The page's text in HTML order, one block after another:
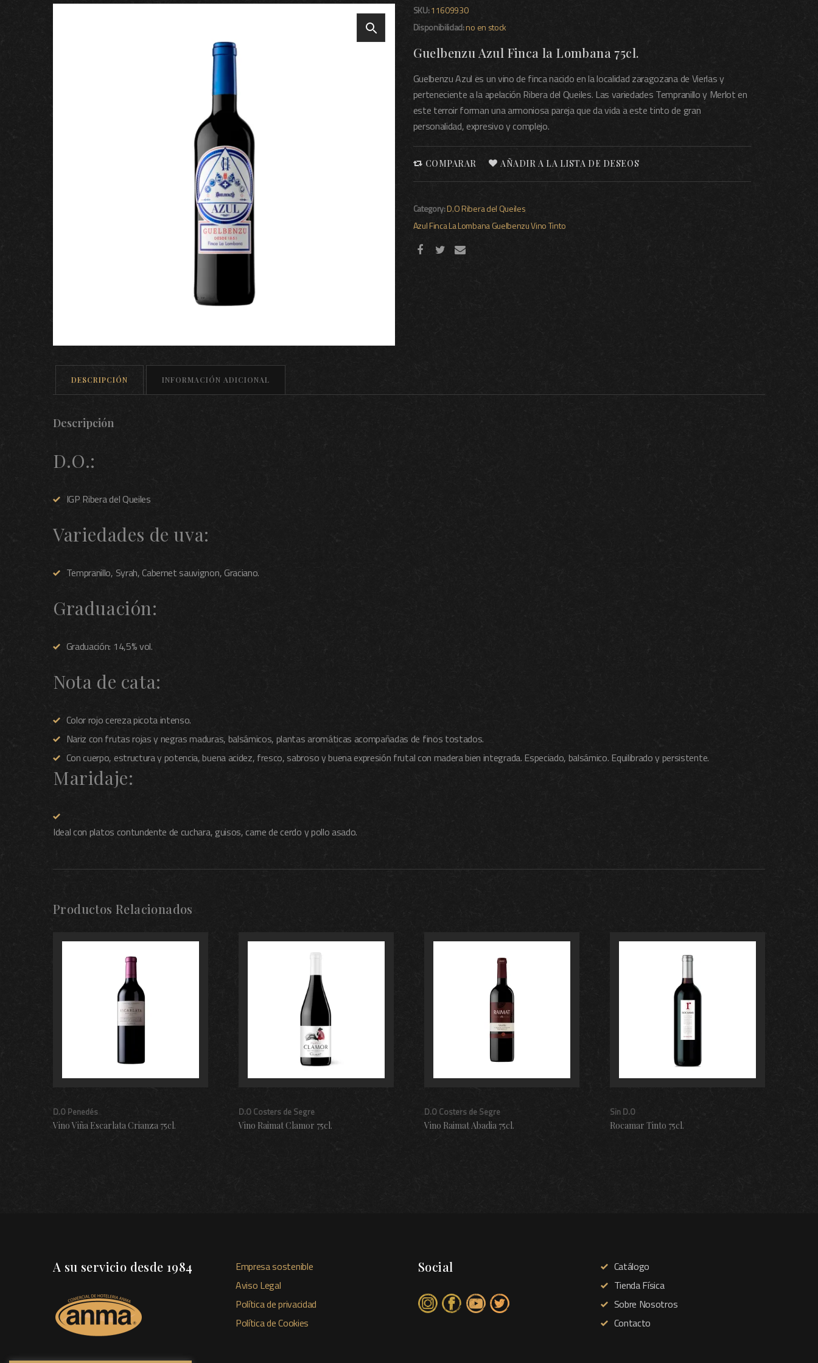
SKU:11609930
Disponibilidad:no en stock
Guelbenzu Azul Finca la Lombana 75cl.
Guelbenzu Azul es un vino de finca nacido en la localidad zaragozana de Vierlas y
perteneciente a la apelación Ribera del Queiles. Las variedades Tempranillo y Merlot en
este terroir forman una armoniosa pareja que da vida a este tinto de gran
personalidad, expresivo y complejo.
COMPARAR AÑADIR A LA LISTA DE DESEOS
Category:D.O Ribera del Queiles
AzulFinca La LombanaGuelbenzuVino Tinto
DESCRIPCIÓN INFORMACIÓN ADICIONAL
Descripción
D.O.:
IGP Ribera del Queiles
Variedades de uva:
Tempranillo, Syrah, Cabernet sauvignon, Graciano.
Graduación:
Graduación: 14,5% vol.
Nota de cata:
Color rojo cereza picota intenso.
Nariz con frutas rojas y negras maduras, balsámicos, plantas aromáticas acompañadas de finos tostados.
Con cuerpo, estructura y potencia, buena acidez, fresco, sabroso y buena expresión frutal con madera bien integrada. Especiado, balsámico. Equilibrado y persistente.
Maridaje:
Ideal con platos contundente de cuchara, guisos, carne de cerdo y pollo asado.
Productos Relacionados
D.O Penedés
Vino Viña Escarlata Crianza 75cl.
D.O Costers de Segre
Vino Raimat Clamor 75cl.
D.O Costers de Segre
Vino Raimat Abadia 75cl.
Sin D.O
Rocamar Tinto 75cl.
A su servicio desde 1984
Empresa sostenible
Aviso Legal
Política de privacidad
Política de Cookies
Social
Catálogo
Tienda Física
Sobre Nosotros
Contacto